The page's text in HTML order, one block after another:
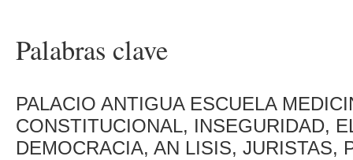
Palabras clave
PALACIO ANTIGUA ESCUELA
CONSTITUCIONAL, INSEGURIDAD,
DEMOCRACIA, AN LISIS, JURISTAS,